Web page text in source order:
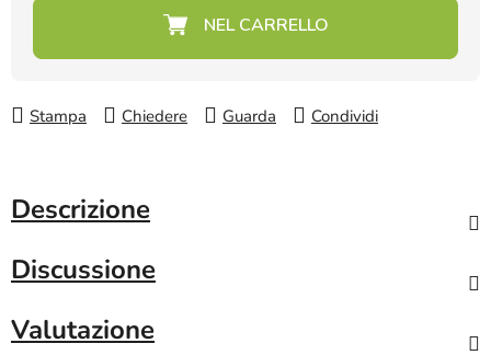
Prezzo della misura:
Stampa Chiedere Guarda Condividi
Descrizione
Discussione
Valutazione